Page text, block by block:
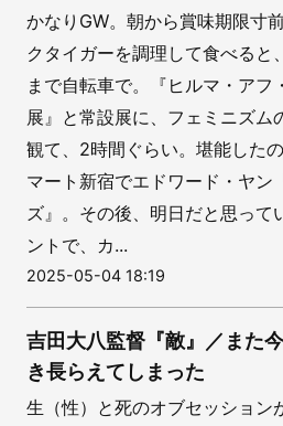
かなりGW。朝から賞味期限寸
クタイガーを調理して食べると
まで自転車で。『ヒルマ・アフ
展』と常設展に、フェミニズム
観て、2時間ぐらい。堪能した
マート新宿でエドワード・ヤン
ズ』。その後、明日だと思って
ントで、カ...
2025-05-04 18:19
吉田大八監督『敵』／また
き長らえてしまった
生（性）と死のオブセッション